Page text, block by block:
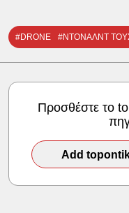
#DRONE #ΝΤΟΝΑΛΝΤ
Προσθέστε το
Add